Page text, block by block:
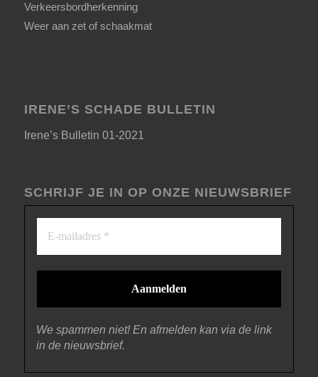
Verkeersbordherkenning
Weer aan zet of schaakmat
IRENE’S SCHADE BULLETIN
Irene’s Bulletin 01-2021
SCHRIJF JE IN OP ONZE NIEUWSBRIEF
We spammen niet! En afmelden kan via de link
in de nieuwsbrief.